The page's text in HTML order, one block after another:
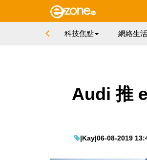
科技焦點 網絡生活
Audi 推
|Kay|06-08-2019